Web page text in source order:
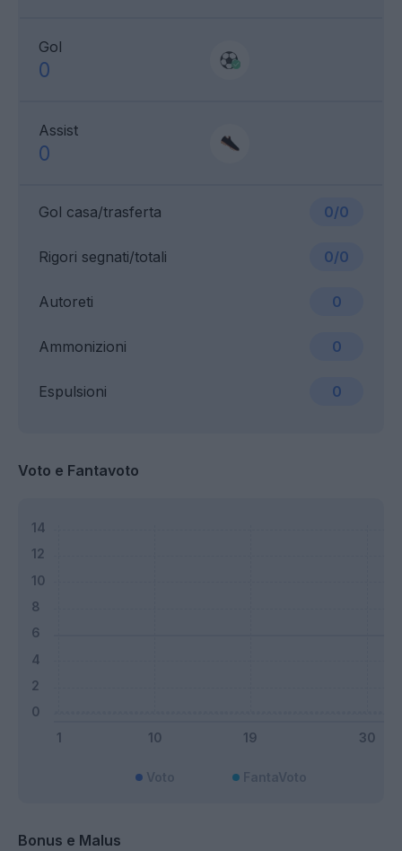
Gol
0
Assist
0
Gol casa/trasferta 0/0
Ammonizioni 0
Rigori segnati/totali 0/0
Espulsioni 0
Autoreti 0
Voto e Fantavoto
Bonus e Malus